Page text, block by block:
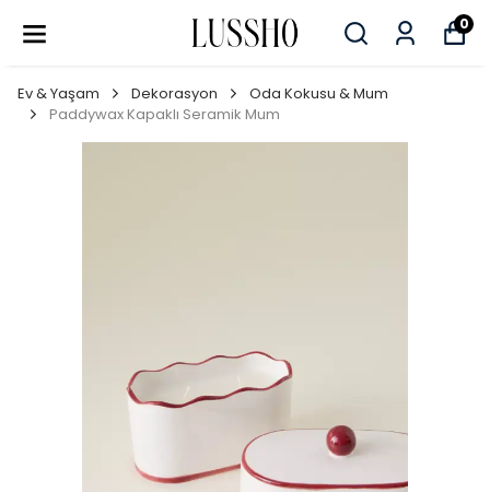
0
Ev & Yaşam Dekorasyon
Oda Kokusu & Mum
Paddywax Kapaklı Seramik Mum